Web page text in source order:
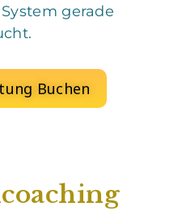
gerade
Buchen